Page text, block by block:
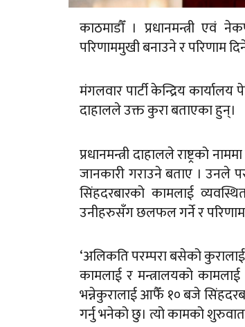
काठमाडौँ । प्रधानमन्त्री एवं
परिणाममुखी बनाउने र परिणाम
मंगलवार पार्टी केन्द्रिय
दाहालले उक्त कुरा बताएका हुन्।
प्रधानमन्त्री दाहालले राष्ट्रको
जानकारी गराउने बताए । उनले
सिंहदरबारको कामलाई
उनीहरुसँग छलफल गर्ने र
‘अलिकति परम्परा बसेको
कामलाई र मन्त्रालयको
भन्नेकुरालाई आफैँ १० बजे
गर्नु भनेको छु। त्यो कामको